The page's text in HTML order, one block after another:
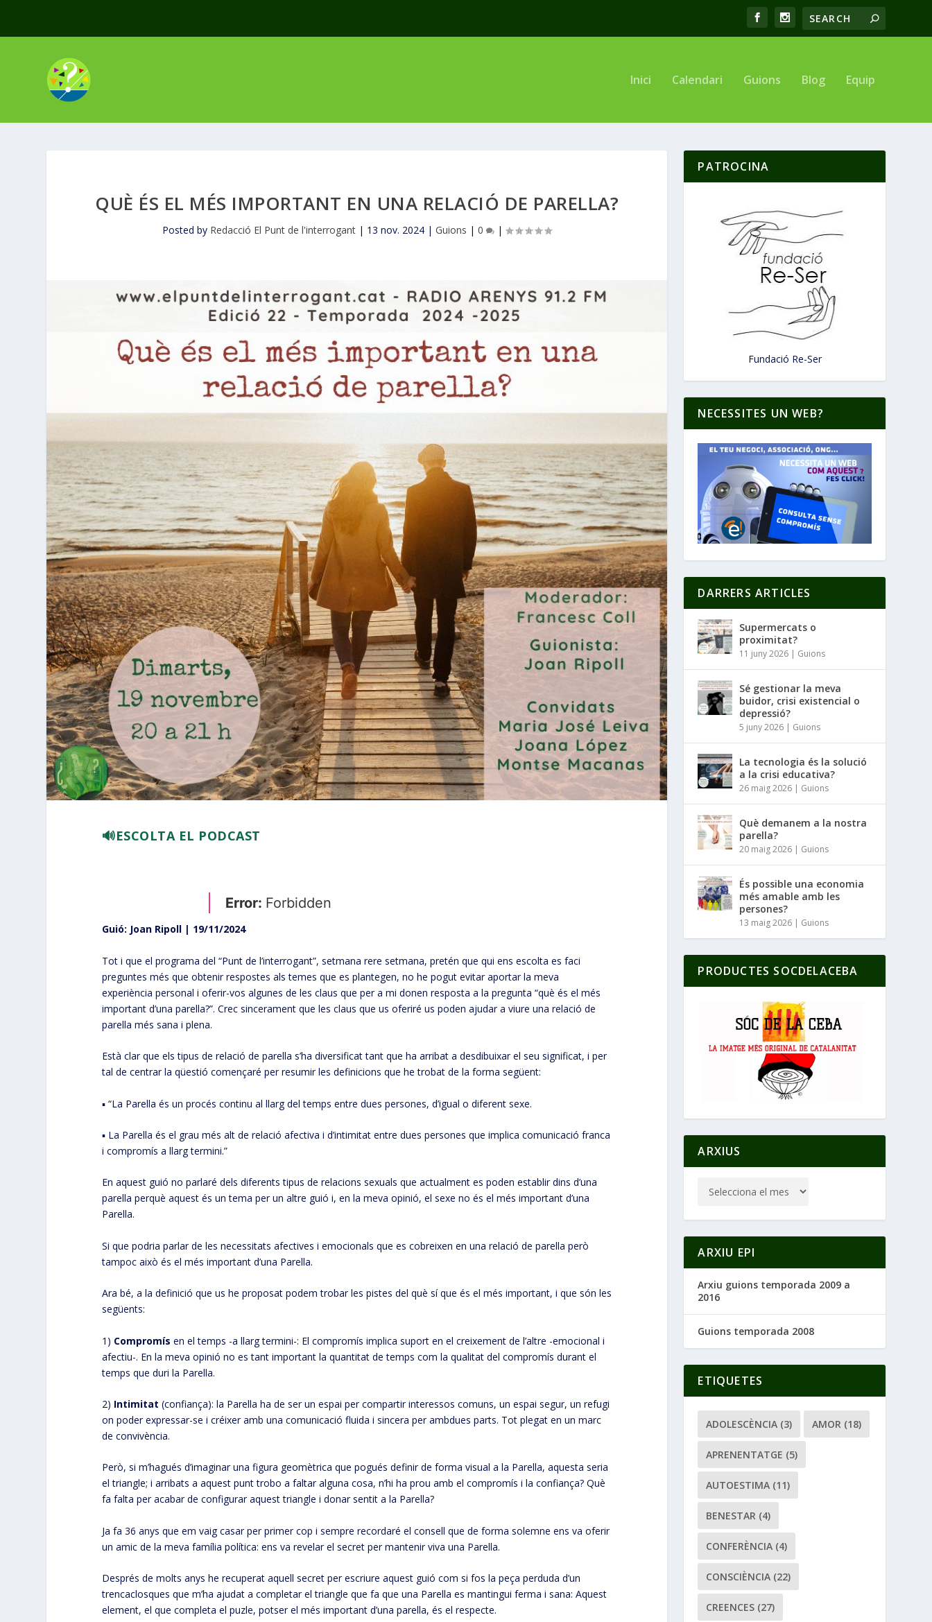
Inici Calendari Guions Blog Equip
QUÈ ÉS EL MÉS IMPORTANT EN UNA RELACIÓ DE PARELLA?
Posted by Redacció El Punt de l'interrogant | 13 nov. 2024 |Guions |0 |
🔊ESCOLTA EL PODCAST
Guió: Joan Ripoll | 19/11/2024
Tot i que el programa del “Punt de l’interrogant”, setmana rere setmana, pretén que qui ens escolta es faci
preguntes més que obtenir respostes als temes que es plantegen, no he pogut evitar aportar la meva
experiència personal i oferir-vos algunes de les claus que per a mi donen resposta a la pregunta “què és el més
important d’una parella?”. Crec sincerament que les claus que us oferiré us poden ajudar a viure una relació de
parella més sana i plena.
Està clar que els tipus de relació de parella s’ha diversificat tant que ha arribat a desdibuixar el seu significat, i per
tal de centrar la qüestió començaré per resumir les definicions que he trobat de la forma següent:
▪ “La Parella és un procés continu al llarg del temps entre dues persones, d’igual o diferent sexe.
▪ La Parella és el grau més alt de relació afectiva i d’intimitat entre dues persones que implica comunicació franca
i compromís a llarg termini.”
En aquest guió no parlaré dels diferents tipus de relacions sexuals que actualment es poden establir dins d’una
parella perquè aquest és un tema per un altre guió i, en la meva opinió, el sexe no és el més important d’una
Parella.
Si que podria parlar de les necessitats afectives i emocionals que es cobreixen en una relació de parella però
tampoc això és el més important d’una Parella.
Ara bé, a la definició que us he proposat podem trobar les pistes del què sí que és el més important, i que són les
següents:
1) Compromís en el temps -a llarg termini-: El compromís implica suport en el creixement de l’altre -emocional i
afectiu-. En la meva opinió no es tant important la quantitat de temps com la qualitat del compromís durant el
temps que duri la Parella.
2) Intimitat (confiança): la Parella ha de ser un espai per compartir interessos comuns, un espai segur, un refugi
on poder expressar-se i créixer amb una comunicació fluida i sincera per ambdues parts. Tot plegat en un marc
de convivència.
Però, si m’hagués d’imaginar una figura geomètrica que pogués definir de forma visual a la Parella, aquesta seria
el triangle; i arribats a aquest punt trobo a faltar alguna cosa, n’hi ha prou amb el compromís i la confiança? Què
fa falta per acabar de configurar aquest triangle i donar sentit a la Parella?
Ja fa 36 anys que em vaig casar per primer cop i sempre recordaré el consell que de forma solemne ens va oferir
un amic de la meva família política: ens va revelar el secret per mantenir viva una Parella.
Després de molts anys he recuperat aquell secret per escriure aquest guió com si fos la peça perduda d’un
trencaclosques que m’ha ajudat a completar el triangle que fa que una Parella es mantingui ferma i sana: Aquest
element, el que completa el puzle, potser el més important d’una parella, és el respecte.
PATROCINA
Fundació Re-Ser
NECESSITES UN WEB?
DARRERS ARTICLES
Supermercats o
proximitat?
11 juny 2026 | Guions
Sé gestionar la meva
buidor, crisi existencial o
depressió?
5 juny 2026 | Guions
La tecnologia és la solució
a la crisi educativa?
26 maig 2026 | Guions
Què demanem a la nostra
parella?
20 maig 2026 | Guions
És possible una economia
més amable amb les
persones?
13 maig 2026 | Guions
PRODUCTES SOCDELACEBA
ARXIUS
ARXIU EPI
Arxiu guions temporada 2009 a
2016
Guions temporada 2008
ETIQUETES
ADOLESCÈNCIA (3) AMOR (18)
APRENENTATGE (5)
AUTOESTIMA (11)
BENESTAR (4)
CONFERÈNCIA (4)
CONSCIÈNCIA (22)
CREENCES (27)